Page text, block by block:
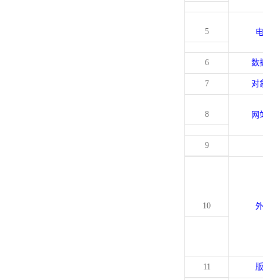
5
6 数
7 对
8 网
9
10
11